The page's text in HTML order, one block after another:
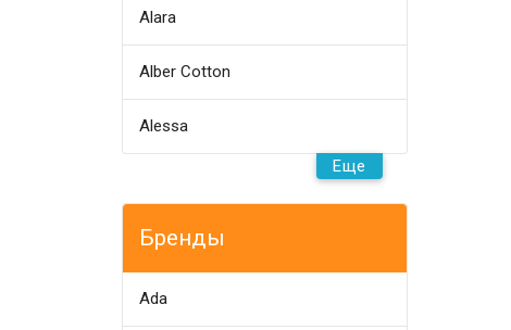
Alara
Alber Cotton
Alessa
Еще
Бренды
Ada